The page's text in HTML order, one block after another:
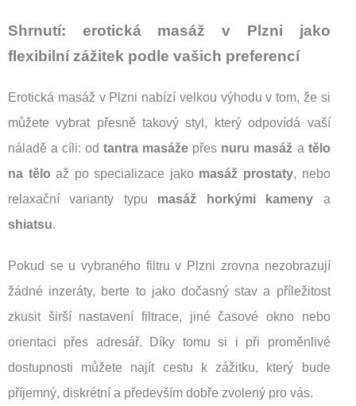
Shrnutí: erotická masáž v Plzni jako
flexibilní zážitek podle vašich preferencí
Erotická masáž v Plzni nabízí velkou výhodu v tom, že si
můžete vybrat přesně takový styl, který odpovídá vaší
náladě a cíli: odtantra masáže přes nuru masáž a tělo
na tělo až po specializace jako masáž prostaty, nebo
relaxační varianty typu masáž horkými kameny a
shiatsu.
Pokud se u vybraného filtru v Plzni zrovna nezobrazují
žádné inzeráty, berte to jako dočasný stav a příležitost
zkusit širší nastavení filtrace, jiné časové okno nebo
orientaci přes adresář. Díky tomu si i při proměnlivé
dostupnosti můžete najít cestu k zážitku, který bude
příjemný, diskrétní a především dobře zvolený pro vás.